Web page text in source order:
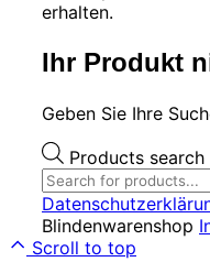
erhalten.
Ihr Produkt
Geben Sie Ihre
Products search
Blindenwarenshop
Scroll to top